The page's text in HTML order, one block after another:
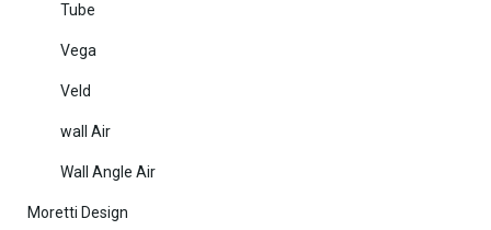
Tube
Vega
Veld
wall Air
Wall Angle Air
Moretti Design